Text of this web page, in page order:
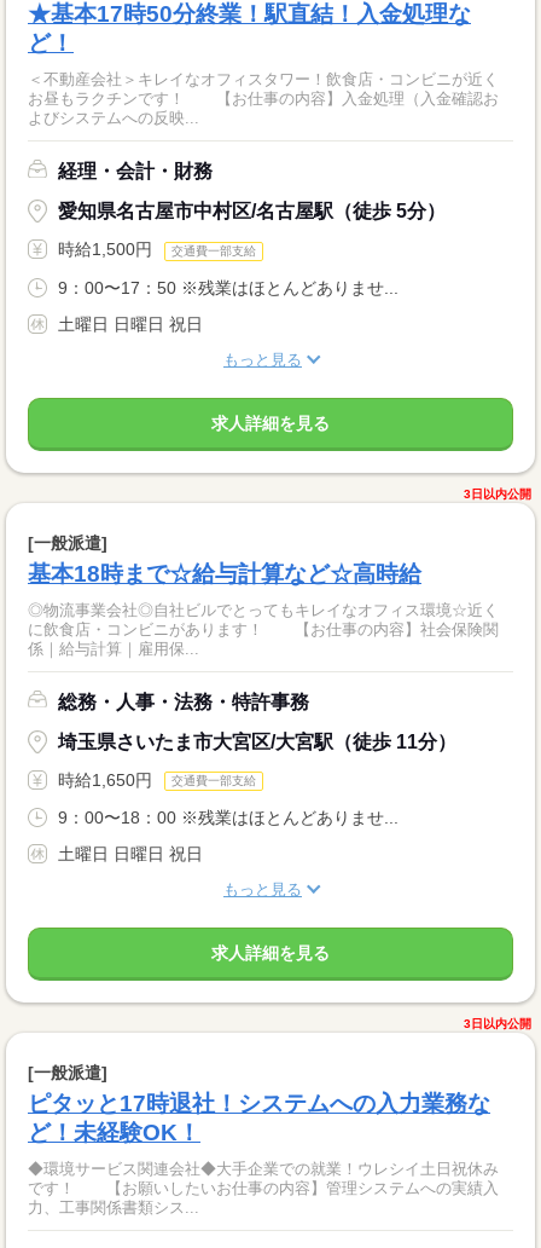
★基本17時50分終業！駅直結！入金処理な
ど！
＜不動産会社＞キレイなオフィスタワー！飲食店・コンビニが近く
お昼もラクチンです！ 【お仕事の内容】入金処理（入金確認お
よびシステムへの反映...
経理・会計・財務
愛知県名古屋市中村区/名古屋駅（徒歩 5分）
時給1,500円 交通費一部支給
9：00〜17：50 ※残業はほとんどありませ...
土曜日 日曜日 祝日
もっと見る
求人詳細を見る
3日以内公開
[一般派遣]
基本18時まで☆給与計算など☆高時給
◎物流事業会社◎自社ビルでとってもキレイなオフィス環境☆近く
に飲食店・コンビニがあります！ 【お仕事の内容】社会保険関
係｜給与計算｜雇用保...
総務・人事・法務・特許事務
埼玉県さいたま市大宮区/大宮駅（徒歩 11分）
時給1,650円 交通費一部支給
9：00〜18：00 ※残業はほとんどありませ...
土曜日 日曜日 祝日
もっと見る
求人詳細を見る
3日以内公開
[一般派遣]
ピタッと17時退社！システムへの入力業務な
ど！未経験OK！
◆環境サービス関連会社◆大手企業での就業！ウレシイ土日祝休み
です！ 【お願いしたいお仕事の内容】管理システムへの実績入
力、工事関係書類シス...